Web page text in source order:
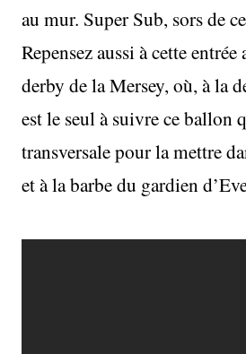
au mur. Super Sub, sors de
Repensez aussi à cette
derby de la Mersey, où, à la
est le seul à suivre ce ballon
transversale pour la mettre
et à la barbe du gardien